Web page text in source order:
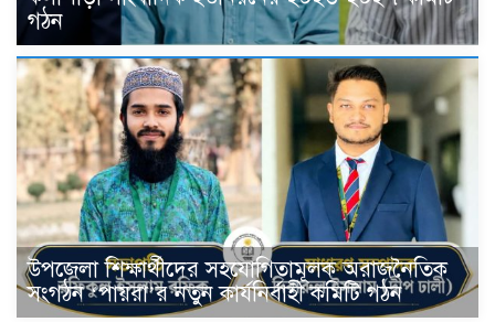
গঠন
উপজেলা শিক্ষার্থীদের সহযোগিতামূলক অরাজনৈতিক
সংগঠন ‘পায়রা’র নতুন কার্যনির্বাহী কমিটি গঠন